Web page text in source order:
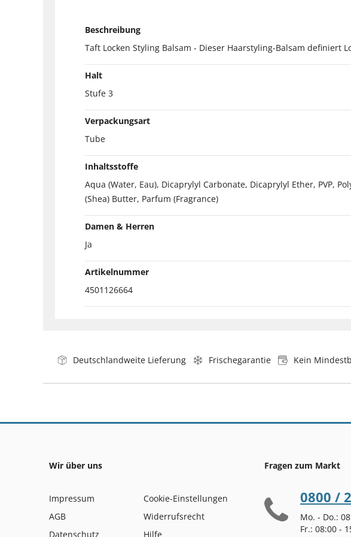
Beschreibung
Taft Locken Styling Balsam - Dieser Haarstyling-Balsam definiert
Halt
Stufe 3
Verpackungsart
Tube
Inhaltsstoffe
Aqua (Water, Eau), Dicaprylyl Carbonate, Dicaprylyl Ether, PVP,
(Shea) Butter, Parfum (Fragrance)
Damen & Herren
Ja
Artikelnummer
4501126664
Deutschlandweite Lieferung Frischegarantie Kein
Wir über uns
Impressum
AGB
Datenschutz
Cookie-Einstellungen
Widerrufsrecht
Hilfe
Fragen zum Markt
0800 /
Mo. - Do.:
Fr.: 08:00 -